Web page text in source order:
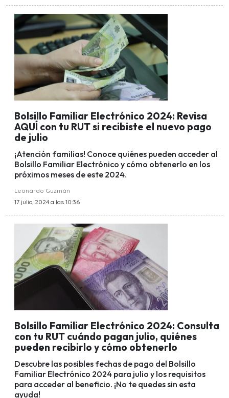
Bolsillo Familiar Electrónico 2024: Revisa
AQUÍ con tu RUT si recibiste el nuevo pago
de julio
¡Atención familias! Conoce quiénes pueden acceder al
Bolsillo Familiar Electrónico y cómo obtenerlo en los
próximos meses de este 2024.
Leonardo Guzmán
17 julio, 2024 a las 10:36
Bolsillo Familiar Electrónico 2024: Consulta
con tu RUT cuándo pagan julio, quiénes
pueden recibirlo y cómo obtenerlo
Descubre las posibles fechas de pago del Bolsillo
Familiar Electrónico 2024 para julio y los requisitos
para acceder al beneficio. ¡No te quedes sin esta
ayuda!